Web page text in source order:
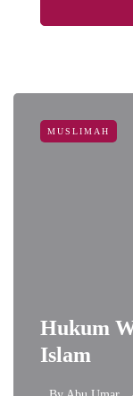
MUSLIMAH
Hukum
Islam